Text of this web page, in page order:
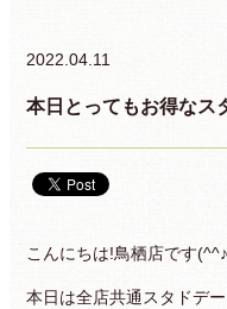
2022.04.11
本日とってもお得な
こんにちは!鳥栖店です(^^♪
本日は全店共通スタドデー